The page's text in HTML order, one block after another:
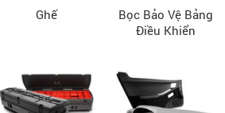
Ghế
Bọc Bảo Vệ Bảng
Điều Khiển